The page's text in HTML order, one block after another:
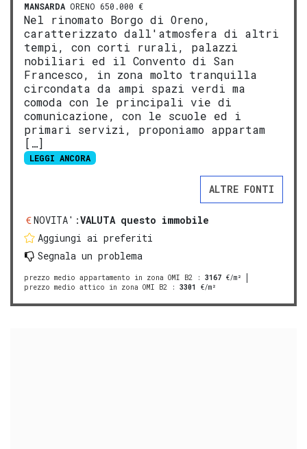
MANSARDA ORENO 650.000 €
Nel rinomato Borgo di Oreno,
caratterizzato dall'atmosfera di altri
tempi, con corti rurali, palazzi
nobiliari ed il Convento di San
Francesco, in zona molto tranquilla
circondata da ampi spazi verdi ma
comoda con le principali vie di
comunicazione, con le scuole ed i
primari servizi, proponiamo appartam
[…]
LEGGI ANCORA
ALTRE FONTI
NOVITA':VALUTA questo immobile
Aggiungi ai preferiti
Segnala un problema
prezzo medio appartamento in zona OMI B2 : 3167 €/m²
prezzo medio attico in zona OMI B2 : 3301 €/m²